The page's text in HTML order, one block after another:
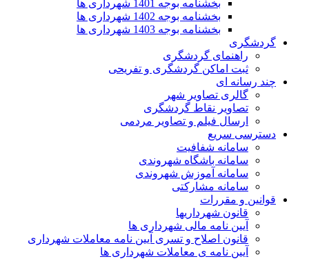
بخشنامه بوجه 1401 شهرداری ها
بخشنامه بوجه 1402 شهرداری ها
بخشنامه بوجه 1403 شهرداری ها
گردشگری
راهنمای گردشگری
ثبت اماکن گردشگری و تفریحی
چند رسانه ای
گالری تصاویر شهر
تصاویر نقاط گردشگری
ارسال فیلم و تصاویر مردمی
دسترسی سریع
سامانه شفافیت
سامانه باشگاه شهروندی
سامانه آموزش شهروندی
سامانه مشارکتی
قوانین و مقررات
قانون شهرداریها
آیین نامه مالی شهرداری ها
قانون اصلاح و تسری آیین نامه معاملات شهرداری
آیین نامه ی معاملات شهرداری ها